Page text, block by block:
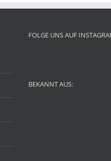
FOLGE UNS AUF
BEKANNT AUS: